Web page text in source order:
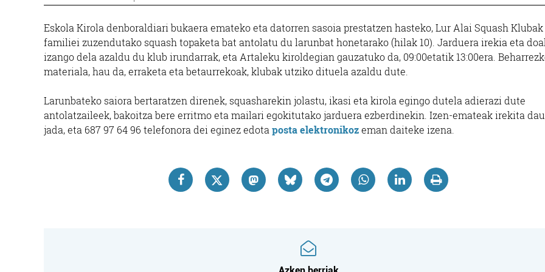
Eskola Kirola denboraldiari bukaera emateko eta datorren sasoia prestatzen hasteko, Lur Alai Squash Klubak
familiei zuzendutako squash topaketa bat antolatu du larunbat honetarako (hilak 10). Jarduera irekia eta
izango dela azaldu du klub irundarrak, eta Artaleku kiroldegian gauzatuko da, 09:00etatik 13:00era.
materiala, hau da, erraketa eta betaurrekoak, klubak utziko dituela azaldu dute.
Larunbateko saiora bertaratzen direnek, squasharekin jolastu, ikasi eta kirola egingo dutela adierazi dute
antolatzaileek, bakoitza bere erritmo eta mailari egokitutako jarduera ezberdinekin. Izen-emateak irekita
jada, eta 687 97 64 96 telefonora dei eginez edota posta elektronikozeman daiteke izena.
Ileapaindegiak
KATXUTXA
ILEAPAINDEGIA
Hondarribia
Estetika
Oiartzun